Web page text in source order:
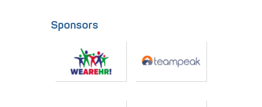
Sponsors